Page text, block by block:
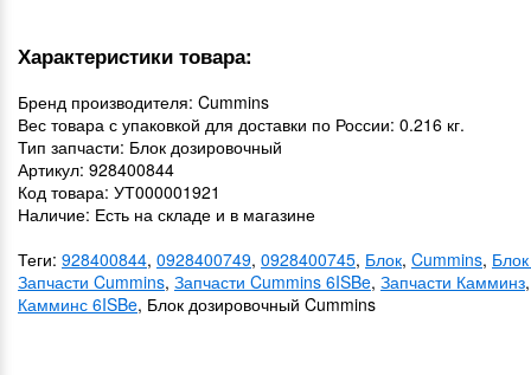
Характеристики товара:
Бренд производителя: Cummins
Вес товара с упаковкой для доставки по России: 0.216 кг.
Тип запчасти: Блок дозировочный
Артикул: 928400844
Код товара: УТ000001921
Наличие: Есть на складе и в магазине
Теги: 928400844, 0928400749, 0928400745, Блок, Cummins,
Запчасти Cummins, Запчасти Cummins 6ISBe, Запчасти Камминз
Камминс 6ISBe, Блок дозировочный Cummins